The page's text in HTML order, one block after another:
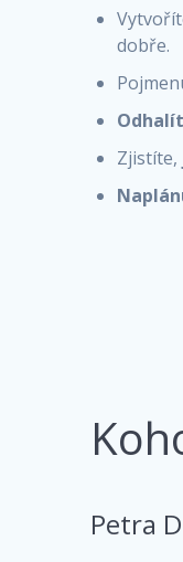
dobře.
Zjistíte,
Petra